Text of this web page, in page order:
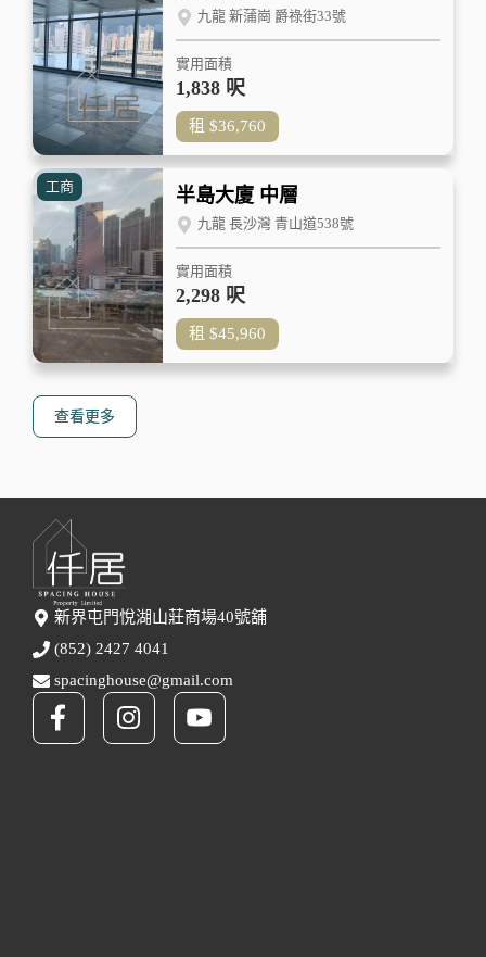
查看更多
九龍 新蒲崗 爵祿街33號
實用面積
1,838 呎
租 $36,760
工商 半島大廈 中層
九龍 長沙灣 青山道538號
實用面積
2,298 呎
租 $45,960
新界屯門悅湖山莊商場40號舖
(852) 2427 4041
spacinghouse@gmail.com